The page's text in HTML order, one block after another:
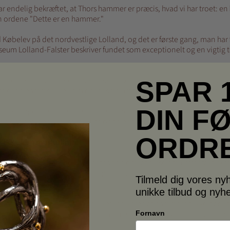
endelig bekræftet, at Thors hammer er præcis, hvad vi har troet:
"Dette er en hammer."
på det nordvestlige Lolland, og det er første gang, man
Lolland-Falster beskriver fundet som exceptionelt og en
blevet sendt videre til Nationalmuseet, hvor runolog Lisbeth Imer
er en hammer," selvom der er små uregelmæssigheder i runernes
vikingetiden, men der er spejlvendt s-rune og manglende vokal i
det betyder ikke, at inskriptionen er mindre vigtig.
kun maskulinitet
at fundet styrker teorien om, at disse amuletter faktisk
amuletternes korte skaft og symmetriske hoveder virkelig kunne
fundet i kvindegrave, hvilket indikerer, at hammeren ikke
fungeret som en beskyttende amulet, ofte båret sammen med
SPAR
DIN
Tilmeld dig vores
unikke tilbud og
Fornavn